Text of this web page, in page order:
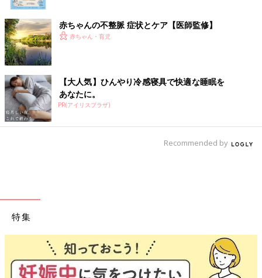
赤ちゃんの不整脈 症状とケア【医師監修】
赤ちゃん・育児
【大人気】ひんやり冷感寝具で快適な睡眠を
あなたに。
PR(アイリスプラザ)
Recommended by
特集